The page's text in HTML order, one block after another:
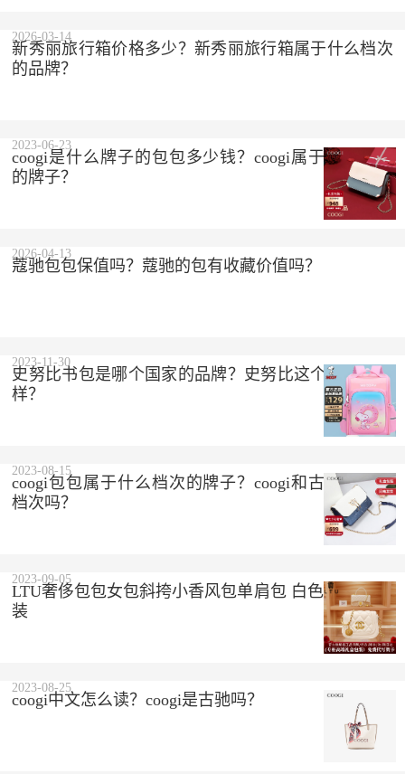
新秀丽旅行箱价格多少？新秀丽旅行箱属于什么档次
的品牌？
2026-03-14
coogi是什么牌子的包包多少钱？coogi属于什么档次
的牌子？
2023-06-23
蔻驰包包保值吗？蔻驰的包有收藏价值吗？
2026-04-13
史努比书包是哪个国家的品牌？史努比这个品牌怎么
样？
2023-11-30
coogi包包属于什么档次的牌子？coogi和古驰是一个
档次吗？
2023-08-15
LTU奢侈包包女包斜挎小香风包单肩包 白色 精美礼盒
装
2023-09-05
coogi中文怎么读？coogi是古驰吗？
2023-08-25